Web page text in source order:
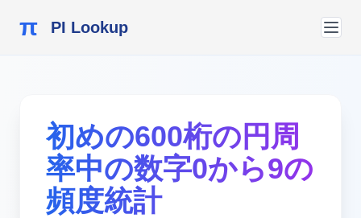
π PI Lookup
初めの600桁の円周
率中の数字0から9の
頻度統計